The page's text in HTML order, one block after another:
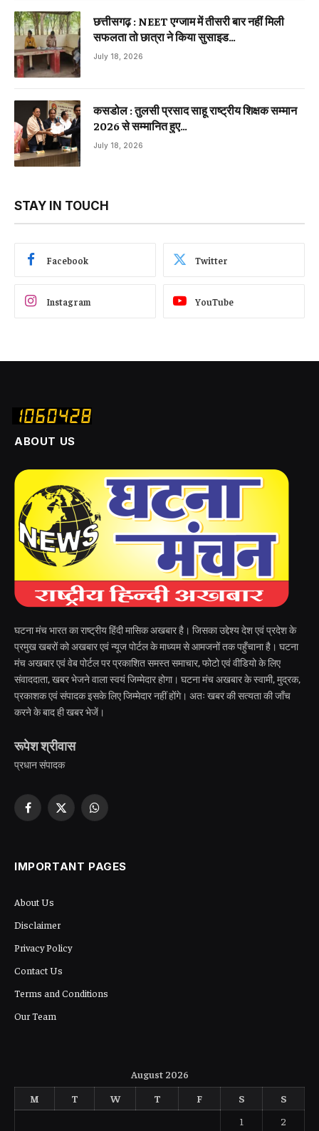
छत्तीसगढ़ : NEET एग्जाम में तीसरी बार नहीं मिली
सफलता तो छात्रा ने किया सुसाइड…
July 18, 2026
कसडोल : तुलसी प्रसाद साहू राष्ट्रीय शिक्षक सम्मान
2026 से सम्मानित हुए…
July 18, 2026
STAY IN TOUCH
Facebook Twitter
Instagram YouTube
ABOUT US
घटना मंच भारत का राष्ट्रीय हिंदी मासिक अखबार है। जिसका उद्देश्य देश एवं प्रदेश के
प्रमुख खबरों को अखबार एवं न्यूज पोर्टल के माध्यम से आमजनों तक पहुँचाना है। घटना
मंच अखबार एवं वेब पोर्टल पर प्रकाशित समस्त समाचार, फोटो एवं वीडियो के लिए
संवाददाता, खबर भेजने वाला स्वयं जिम्मेदार होगा। घटना मंच अखबार के स्वामी, मुद्रक,
प्रकाशक एवं संपादक इसके लिए जिम्मेदार नहीं होंगे। अतः खबर की सत्यता की जाँच
करने के बाद ही खबर भेजें।
रूपेश श्रीवास
प्रधान संपादक
Facebook
X
WhatsApp
IMPORTANT PAGES
About Us
Disclaimer
Privacy Policy
Contact Us
Terms and Conditions
Our Team
August 2026
M
T W T F S
S
1
2